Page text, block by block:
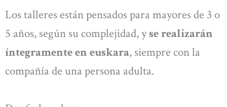
Los talleres están pensados para mayores de 3 o
5 años, según su complejidad, yse realizarán
íntegramente en euskara, siempre con la
compañía de una persona adulta.